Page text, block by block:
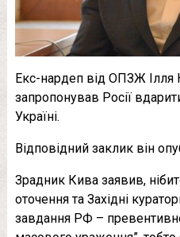
Екс-нардеп від ОПЗЖ Ілля
запропонував Росії
Україні.
Відповідний заклик він
Зрадник Кива заявив,
оточення та Західні
завдання РФ –